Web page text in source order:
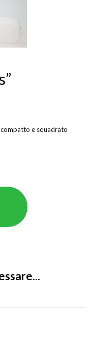
e squadrato